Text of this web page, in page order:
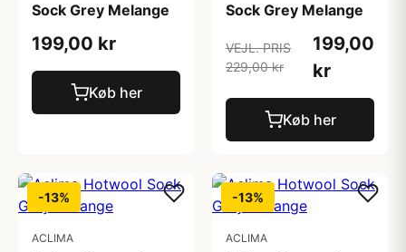
Sock Grey Melange
199,00 kr
Køb her
Sock Grey Melange
VEJL. PRIS
229,00 kr
199,00
kr
Køb her
-13%
ACLIMA
-13%
ACLIMA